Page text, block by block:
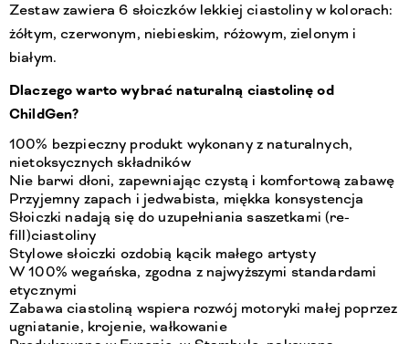
Zestaw zawiera 6 słoiczków lekkiej ciastoliny w kolorach:
żółtym, czerwonym, niebieskim, różowym, zielonym i
białym.
Dlaczego warto wybrać naturalną ciastolinę od
ChildGen?
100% bezpieczny produkt wykonany z naturalnych,
nietoksycznych składników
Nie barwi dłoni, zapewniając czystą i komfortową zabawę
Przyjemny zapach i jedwabista, miękka konsystencja
Słoiczki nadają się do uzupełniania saszetkami (re-
fill)ciastoliny
Stylowe słoiczki ozdobią kącik małego artysty
W 100% wegańska, zgodna z najwyższymi standardami
etycznymi
Zabawa ciastoliną wspiera rozwój motoryki małej poprzez
ugniatanie, krojenie, wałkowanie